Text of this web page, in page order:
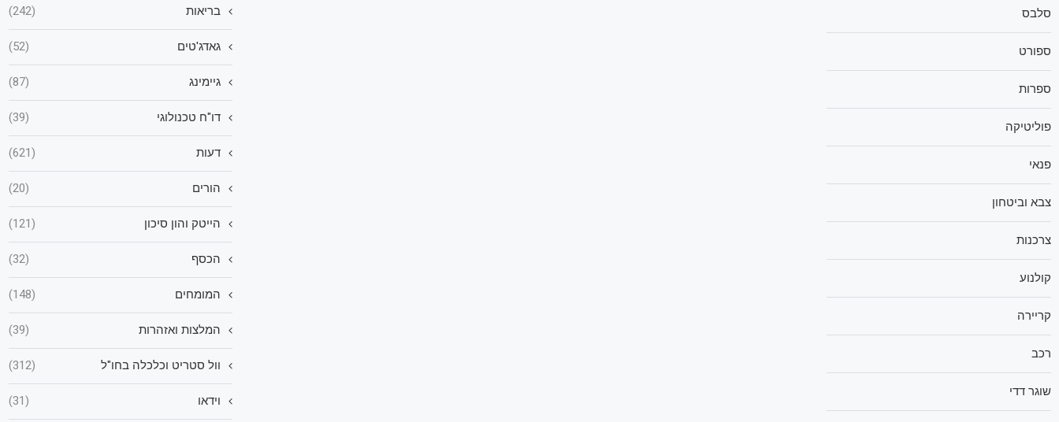
בריאות (242)
גאדג'טים (52)
גיימינג (87)
דו"ח טכנולוגי (39)
דעות (621)
הורים (20)
הייטק והון סיכון (121)
הכסף (32)
המומחים (148)
המלצות ואזהרות (39)
וול סטריט וכלכלה בחו"ל (312)
וידאו (31)
סלבס
ספורט
ספרות
פוליטיקה
פנאי
צבא וביטחון
צרכנות
קולנוע
קריירה
רכב
שוגר דדי